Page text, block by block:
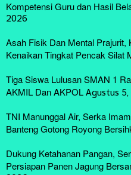
Kompetensi Guru dan Hasil
2026
Asah Fisik Dan Mental Prajurit,
Kenaikan Tingkat Pencak Silat
Tiga Siswa Lulusan SMAN 1
AKMIL Dan AKPOL Agustus
TNI Manunggal Air, Serka
Banteng Gotong Royong
Dukung Ketahanan Pangan,
Persiapan Panen Jagung